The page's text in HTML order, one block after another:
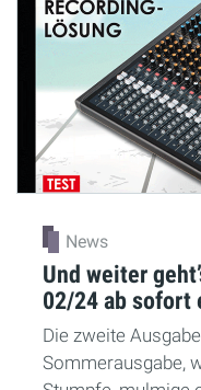
News
Und weiter
02/24 ab sofort
Die zweite
Sommerausgabe,